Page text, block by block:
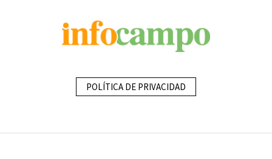
POLÍTICA DE PRIVACIDAD